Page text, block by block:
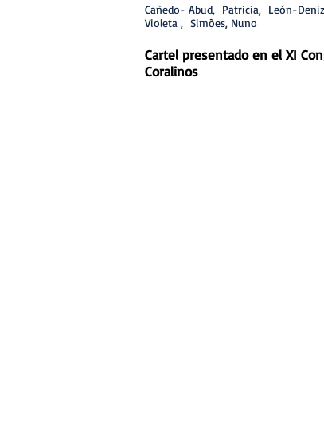
Cañedo- Abud, Patricia, León-
Violeta , Simões, Nuno
Cartel presentado en el XI
Coralinos